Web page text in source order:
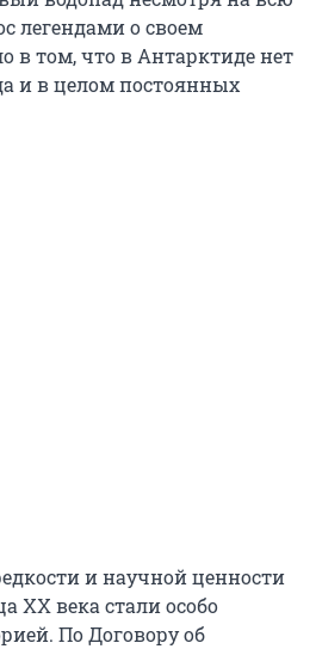
легендами о своем
в том, что в Антарктиде нет
и в целом постоянных
и научной ценности
XX века стали особо
По Договору об